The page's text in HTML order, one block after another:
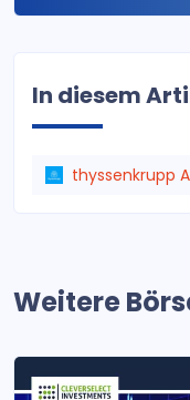
In diesem
thyssenkrupp
Weitere